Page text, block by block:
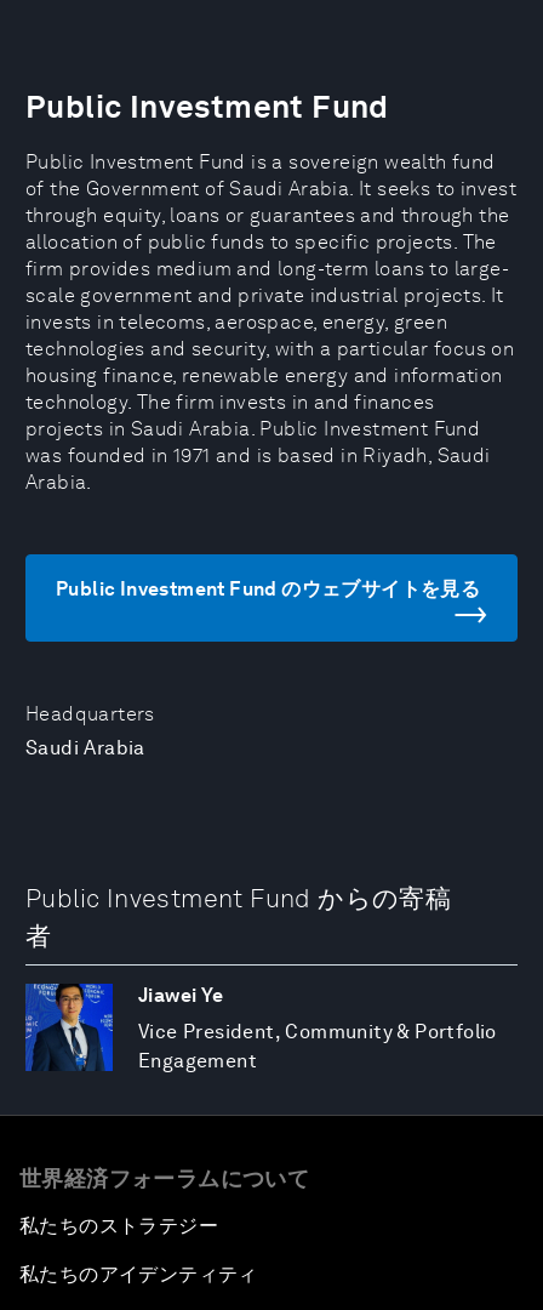
Headquarters
Saudi Arabia
Public Investment Fund
Public Investment Fund is a sovereign wealth fund
of the Government of Saudi Arabia. It seeks to invest
through equity, loans or guarantees and through the
allocation of public funds to specific projects. The
firm provides medium and long-term loans to large-
scale government and private industrial projects. It
invests in telecoms, aerospace, energy, green
technologies and security, with a particular focus on
housing finance, renewable energy and information
technology. The firm invests in and finances
projects in Saudi Arabia. Public Investment Fund
was founded in 1971 and is based in Riyadh, Saudi
Arabia.
Public Investment Fund のウェブサイトを見る
Public Investment Fund からの寄稿
者
Jiawei Ye
Vice President, Community & Portfolio
Engagement
世界経済フォーラムについて
私たちのストラテジー
私たちのアイデンティティ